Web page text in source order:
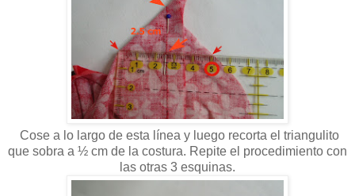
Cose a lo largo de esta línea y luego recorta el triangulito
que sobra a ½ cm de la costura. Repite el procedimiento con
las otras 3 esquinas.